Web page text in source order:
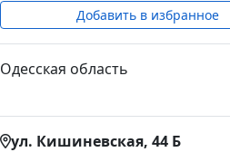
Добавить в избранное
Одесская область
ул. Кишиневская, 44 Б